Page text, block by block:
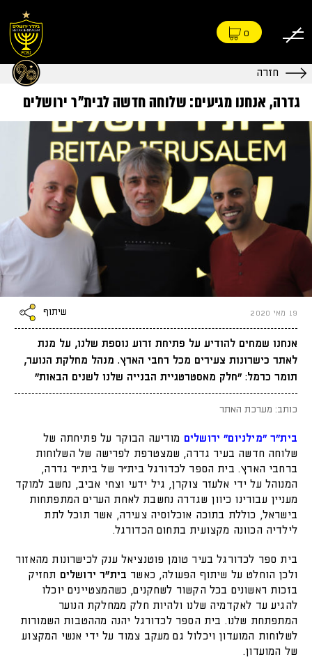
0
חזרה
גדרה, אנחנו מגיעים: שלוחה חדשה לבית"ר ירושלים
19 מאי 2020 שיתוף
אנחנו שמחים להודיע על פתיחת זרוע נוספת שלנו, על מנת
לאתר כישרונות צעירים מכל רחבי הארץ. מנהל מחלקת הנוער,
תומר כרמל: "חלק מאסטרטגיית הבנייה שלנו לשנים הבאות"
כותב: מערכת האתר
בית"ר "מילניום" ירושלים מודיעה הבוקר על פתיחתה של
שלוחה חדשה בעיר גדרה, שמצטרפת לפרישה של השלוחות
ברחבי הארץ. בית הספר לכדורגל בית"ר של בית"ר גדרה,
המנוהל על ידי אלעזר צוקרן, גיל ידעי וצחי אביב, נחשב למוקד
מעניין עבורינו כיוון שגדרה נחשבת לאחת הערים המתפתחות
בישראל, כוללת בתוכה אוכלוסיה צעירה, אשר תוכל לתת
לילדיה הכוונה מקצועית בתחום הכדורגל.
בית ספר לכדורגל בעיר טומן פוטנציאל ענק לכישרונות מהאזור
ולכן הוחלט על שיתוף הפעולה, כאשר בית"ר ירושלים תחזיק
בזכות ראשונים בכל הקשור לשחקנים, כשהמצטיינים יוכלו
להגיע עד לאקדמיה שלנו ולהיות חלק ממחלקת הנוער
המתפתחת שלנו. בית הספר לכדורגל יהנה מההטבות השמורות
לשלוחות המועדון ויכלול גם מעקב צמוד על ידי אנשי המקצוע
של המועדון.